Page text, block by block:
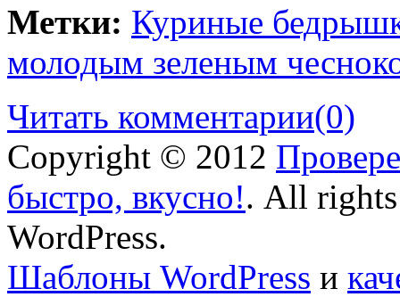
Метки: Куриные
молодым зеленым
Читать комментарии(0)
Copyright © 2012
быстро, вкусно!. All rights
WordPress.
Шаблоны WordPress и